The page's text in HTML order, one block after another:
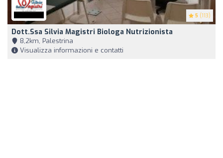
5 (113)
Dott.ssa Silvia Magistri Biologa Nutrizionista
8,2km, Palestrina
Visualizza informazioni e contatti